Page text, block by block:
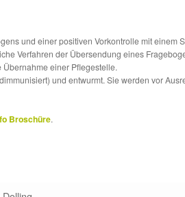
und einer positiven Vorkontrolle mit einem
Verfahren der Übersendung eines
einer Pflegestelle.
und entwurmt. Sie werden vor
Broschüre.